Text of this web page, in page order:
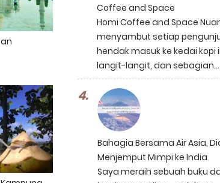
Coffee and Space
Homi Coffee and Space
menyambut setiap
hendak masuk ke kedai kopi
langit-langit, dan sebagian...
Bahagia Bersama Air Asia,
Menjemput Mimpi ke India
Saya meraih sebuah buku